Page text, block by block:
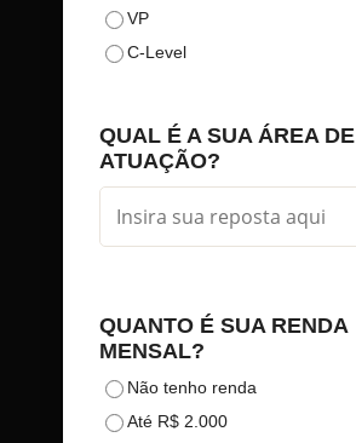
VP
C-Level
QUAL É A SUA ÁREA DE
ATUAÇÃO?
QUANTO É SUA RENDA
MENSAL?
Não tenho renda
Até R$ 2.000